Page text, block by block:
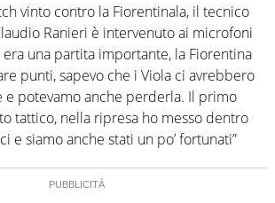
vinto contro la Fiorentinala, il tecnico
Ranieri è intervenuto ai microfoni
era una partita importante, la Fiorentina
punti, sapevo che i Viola ci avrebbero
e potevamo anche perderla. Il primo
tattico, nella ripresa ho messo dentro
e siamo anche stati un po’ fortunati”